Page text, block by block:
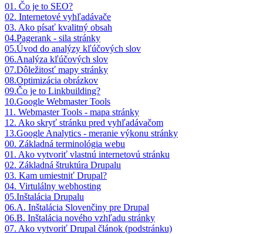
01. Čo je to SEO?
02. Internetové vyhľadávače
03. Ako písať kvalitný obsah
04.Pagerank - sila stránky
05.Úvod do analýzy kľúčových slov
06.Analýza kľúčových slov
07.Dôležitosť mapy stránky
08.Optimizácia obrázkov
09.Čo je to Linkbuilding?
10.Google Webmaster Tools
11. Webmaster Tools - mapa stránky
12. Ako skryť stránku pred vyhľadávačom
13.Google Analytics - meranie výkonu stránky
00. Základná terminológia webu
01. Ako vytvoriť vlastnú internetovú stránku
02. Základná štruktúra Drupalu
03. Kam umiestniť Drupal?
04. Virtulálny webhosting
05.Inštalácia Drupalu
06.A. Inštalácia Slovenčiny pre Drupal
06.B. Inštalácia nového vzhľadu stránky
07. Ako vytvoriť Drupal článok (podstránku)